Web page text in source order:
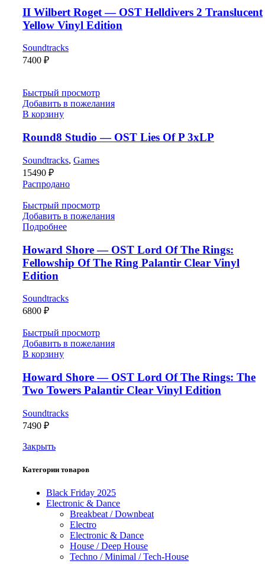
II Wilbert Roget — OST Helldivers 2 Translucent
Yellow Vinyl Edition
Soundtracks
7400 ₽
Быстрый просмотр
Добавить в пожелания
В корзину
Round8 Studio — OST Lies Of P 3xLP
Soundtracks, Games
15490 ₽
Распродано
Быстрый просмотр
Добавить в пожелания
Подробнее
Howard Shore — OST Lord Of The Rings:
Fellowship Of The Ring Palantir Clear Vinyl
Edition
Soundtracks
6800 ₽
Быстрый просмотр
Добавить в пожелания
В корзину
Howard Shore — OST Lord Of The Rings: The
Two Towers Palantir Clear Vinyl Edition
Soundtracks
7490 ₽
Закрыть
Категории товаров
Black Friday 2025
Electronic & Dance
Breakbeat / Downbeat
Electro
Electronic & Dance
House / Deep House
Techno / Minimal / Tech-House